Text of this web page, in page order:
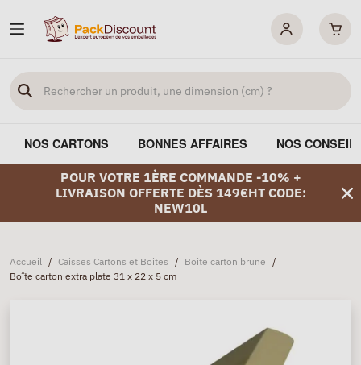
NOS CARTONS BONNES AFFAIRES NOS
POUR VOTRE 1ÈRE COMMANDE -10% +
LIVRAISON OFFERTE DÈS 149€HT CODE:
NEW10L
Accueil / Caisses Cartons et Boites / Boite carton brune /
Boîte carton extra plate 31 x 22 x 5 cm